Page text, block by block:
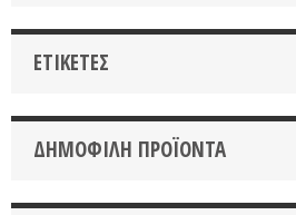
ΕΤΙΚΈΤΕΣ
ΔΗΜΟΦΙΛΉ ΠΡΟΪΌΝΤΑ